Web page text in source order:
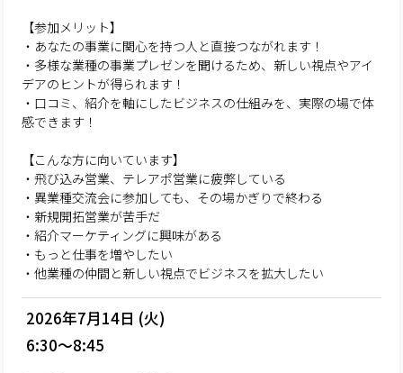
【参加メリット】
・あなたの事業に関心を持つ人と直接つながれます！
・多様な業種の事業プレゼンを聞けるため、新しい視点やアイ
デアのヒントが得られます！
・口コミ、紹介を軸にしたビジネスの仕組みを、実際の場で体
感できます！
【こんな方に向いています】
・飛び込み営業、テレアポ営業に疲弊している
・異業種交流会に参加しても、その場かぎりで終わる
・新規開拓営業が苦手だ
・紹介マーケティングに興味がある
・もっと仕事を増やしたい
・他業種の仲間と新しい視点でビジネスを拡大したい
2026年7月14日 (火)
6:30～8:45